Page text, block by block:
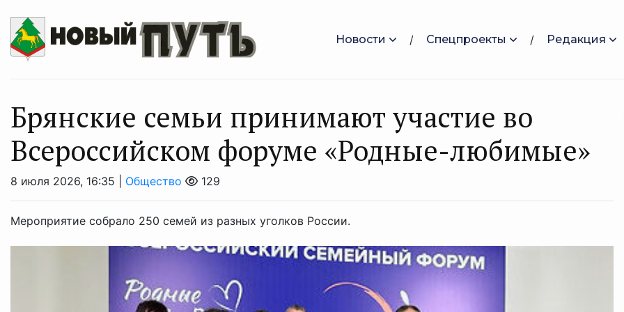
Новости Спецпроекты Редакция
Брянские семьи принимают участие во
Всероссийском форуме «Родные-любимые»
8 июля 2026, 16:35 | Общество 129
Мероприятие собрало 250 семей из разных уголков России.